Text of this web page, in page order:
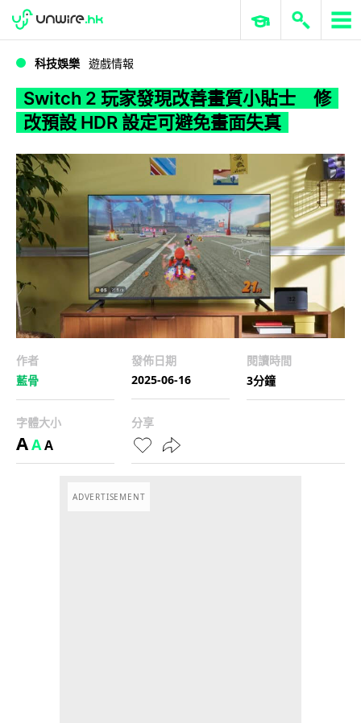
WWDC 2026 ERP 與商業 AI
科技娛樂 遊戲情報
Switch 2 玩家發現改善畫質小貼士 修
改預設 HDR 設定可避免畫面失真
作者
藍骨
發佈日期
2025-06-16
閱讀時間
3分鐘
字體大小
AAA
分享
ADVERTISEMENT